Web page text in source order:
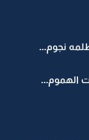
نجوم...
الهموم...